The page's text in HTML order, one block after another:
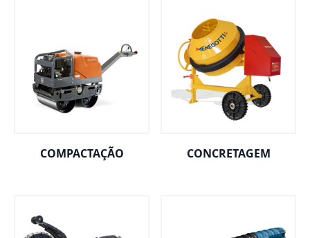
COMPACTAÇÃO CONCRETAGEM